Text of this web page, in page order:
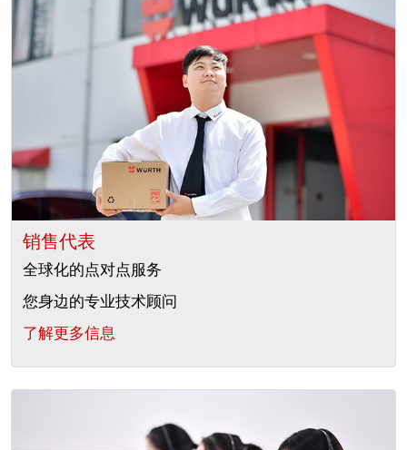
销售代表
全球化的点对点服务
您身边的专业技术顾问
了解更多信息